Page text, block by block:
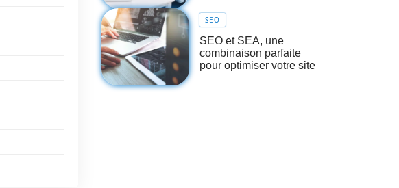
SEO
SEO et SEA, une
combinaison parfaite
pour optimiser votre site